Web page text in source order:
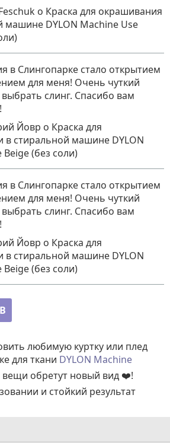
о Краска для окрашивания
машине DYLON Machine Use
в Слингопарке стало открытием
для меня! Очень чуткий
слинг. Спасибо вам
Йовр о Краска для
в стиральной машине DYLON
(без соли)
в Слингопарке стало открытием
для меня! Очень чуткий
слинг. Спасибо вам
Йовр о Краска для
в стиральной машине DYLON
(без соли)
любимую куртку или плед
для ткани DYLON Machine
вещи обретут новый вид ❤️!
и стойкий результат